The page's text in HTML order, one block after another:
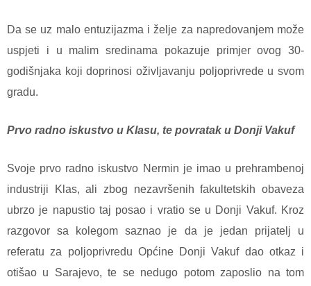
Da se uz malo entuzijazma i želje za napredovanjem može
uspjeti i u malim sredinama pokazuje primjer ovog 30-
godišnjaka koji doprinosi oživljavanju poljoprivrede u svom
gradu.
Prvo radno iskustvo u Klasu, te povratak u Donji Vakuf
Svoje prvo radno iskustvo Nermin je imao u prehrambenoj
industriji Klas, ali zbog nezavršenih fakultetskih obaveza
ubrzo je napustio taj posao i vratio se u Donji Vakuf. Kroz
razgovor sa kolegom saznao je da je jedan prijatelj u
referatu za poljoprivredu Općine Donji Vakuf dao otkaz i
otišao u Sarajevo, te se nedugo potom zaposlio na tom